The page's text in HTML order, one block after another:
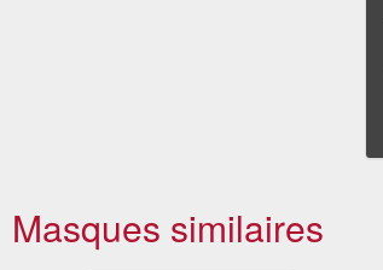
Masques similaires